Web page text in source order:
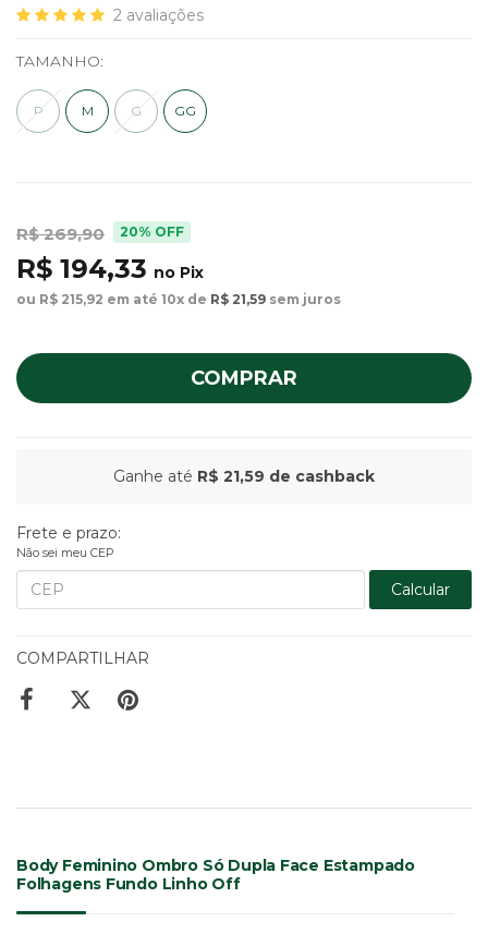
2 avaliações
TAMANHO:
P M G GG
R$ 269,90 20% OFF
R$ 194,33 no Pix
ou R$ 215,92 em até 10x de R$ 21,59 sem juros
COMPRAR
Ganhe até R$ 21,59 de cashback
Frete e prazo:
Não sei meu CEP
Calcular
COMPARTILHAR
Body Feminino Ombro Só Dupla Face Estampado
Folhagens Fundo Linho Off